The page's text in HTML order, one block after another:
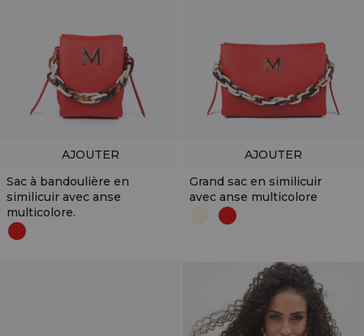
Sac à bandoulière en
similicuir avec anse
multicolore.
AJOUTER
Grand sac en similicuir
avec anse multicolore
AJOUTER